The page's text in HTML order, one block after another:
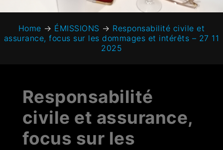
Home → ÉMISSIONS → Responsabilité civile et
assurance, focus sur les dommages et intérêts – 27 11
2025
Responsabilité
civile et assurance,
focus sur les